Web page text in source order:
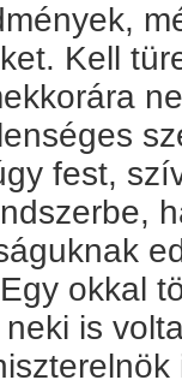
Kell
fest,
okkal
is